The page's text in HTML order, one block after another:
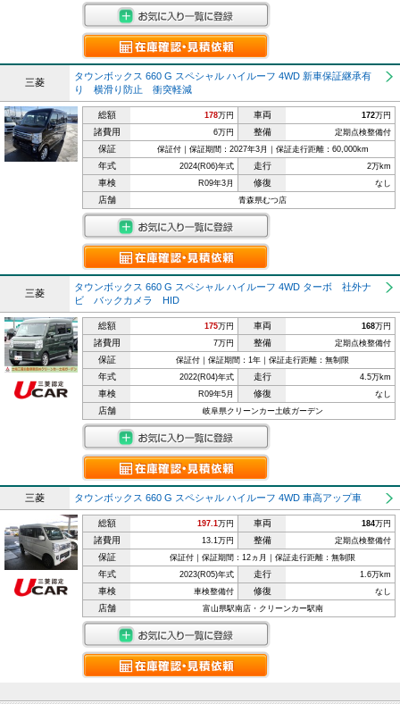
三菱
タウンボックス 660 G スペシャル ハイルーフ 4WD 新車保証継承有
り 横滑り防止 衝突軽減
総額 178万円 車両 172万円
諸費用 6万円 整備 定期点検整備付
保証 保証付｜保証期間：2027年3月｜保証走行距離：60,000km
年式 2024(R06)年式 走行 2万km
車検 R09年3月 修復 なし
店舗 青森県むつ店
三菱
タウンボックス 660 G スペシャル ハイルーフ 4WD ターボ 社外ナ
ビ バックカメラ HID
総額 175万円 車両 168万円
諸費用 7万円 整備 定期点検整備付
保証 保証付｜保証期間：1年｜保証走行距離：無制限
年式 2022(R04)年式 走行 4.5万km
車検 R09年5月 修復 なし
店舗 岐阜県クリーンカー土岐ガーデン
三菱 タウンボックス 660 G スペシャル ハイルーフ 4WD 車高アップ車
総額 197.1万円 車両 184万円
諸費用 13.1万円 整備 定期点検整備付
保証 保証付｜保証期間：12ヵ月｜保証走行距離：無制限
年式 2023(R05)年式 走行 1.6万km
車検 車検整備付 修復 なし
店舗 富山県駅南店・クリーンカー駅南